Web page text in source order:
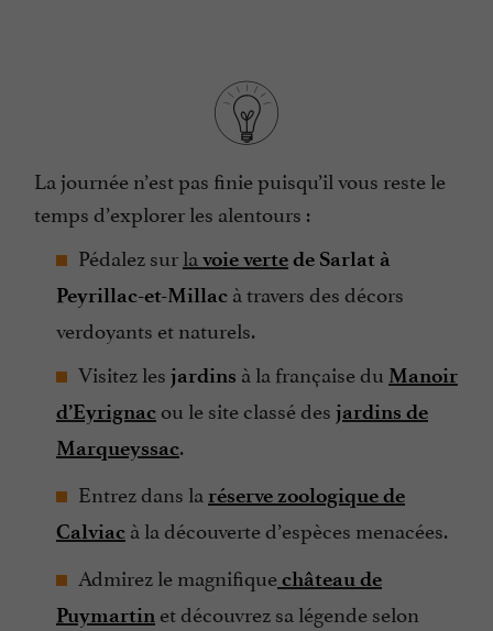
La journée n’est pas finie puisqu’il vous reste le
temps d’explorer les alentours :
Pédalez surla voie vertede Sarlat à
Peyrillac-et-Millac à travers des décors
verdoyants et naturels.
Visitez les jardins à la française du Manoir
d’Eyrignac ou le site classé des jardins de
Marqueyssac.
Entrez dans la réserve zoologique de
Calviac à la découverte d’espèces menacées.
Admirez le magnifiquechâteau de
Puymartin et découvrez sa légende selon